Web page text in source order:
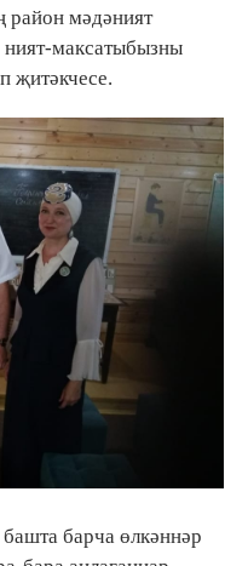
мәдәният
максатыбызны
җитәкчесе.
барча өлкәннәр